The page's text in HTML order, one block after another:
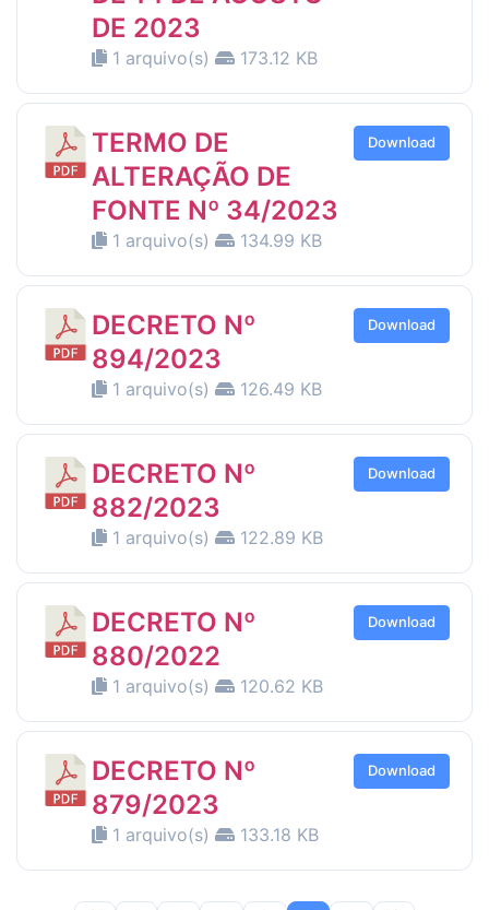
DE 2023
1 arquivo(s) 173.12 KB
TERMO DE
ALTERAÇÃO DE
FONTE Nº 34/2023
1 arquivo(s) 134.99 KB
Download
DECRETO Nº
894/2023
1 arquivo(s) 126.49 KB
Download
DECRETO Nº
882/2023
1 arquivo(s) 122.89 KB
Download
DECRETO Nº
880/2022
1 arquivo(s) 120.62 KB
Download
DECRETO Nº
879/2023
1 arquivo(s) 133.18 KB
Download